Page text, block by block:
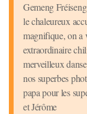
Gemeng
le chaleureux
magnifique, on a
extraordinaire
merveilleux
nos superbes
papa pour les
et Jérôme